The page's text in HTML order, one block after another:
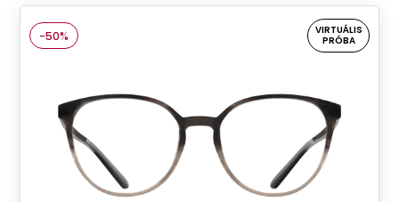
-50%
VIRTUÁLIS
PRÓBA